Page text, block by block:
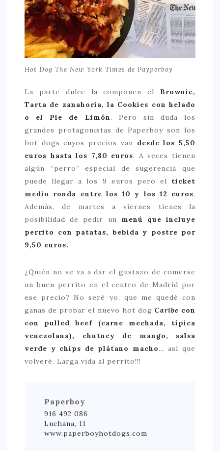
Hot Dog The New York Times de Payperboy
La parte dulce la componen el Brownie,
Tarta de zanahoria, la Cookies con helado
o el Pie de Limón. Pero sin duda los
grandes protagonistas de Paperboy son los
hot dogs cuyos precios van desde los 5,50
euros hasta los 7,80 euros. A veces tienen
algún “perro” especial de sugerencia que
puede llegar a los 9 euros pero el ticket
medio ronda entre los 10 y los 12 euros.
Además, de martes a viernes tienes la
posibilidad de pedir un menú que incluye
perrito con patatas, bebida y postre por
9,50 euros.
¿Quién no se va a dar el gustazo de comerse
un buen perrito en el centro de Madrid por
ese precio? No seré yo, que me quedé con
ganas de probar el nuevo hot dog Caribe con
con pulled beef (carne mechada, típica
venezolana), chutney de mango, salsa
verde y chips de plátano macho… así que
volveré. Larga vida al perrito!!!
Paperboy
916 492 086
Luchana, 11
www.paperboyhotdogs.com